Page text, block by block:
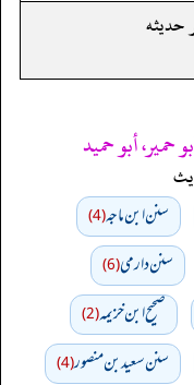
حديثه
حمير، أبو حميد
سنن ابن ماجه(4)
سنن دارمي(6)
صحيح ابن خزيمه(2)
سنن سعید بن منصور(4)